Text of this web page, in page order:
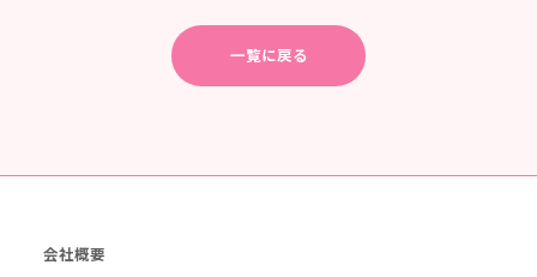
一覧に戻る
会社概要